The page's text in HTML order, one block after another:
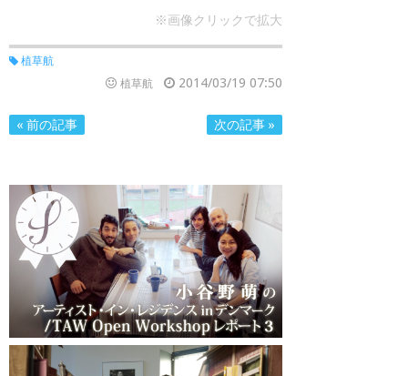
※画像クリックで拡大
植草航
植草航
2014/03/19 07:50
« 前の記事 次の記事 »